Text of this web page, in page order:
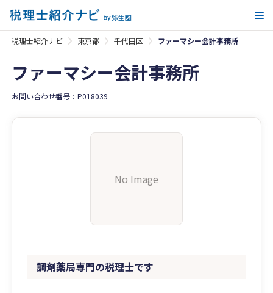
税理士紹介ナビ 東京都 千代田区 ファーマシー会計事務所
ファーマシー会計事務所
お問い合わせ番号：P018039
No Image
調剤薬局専門の税理士です